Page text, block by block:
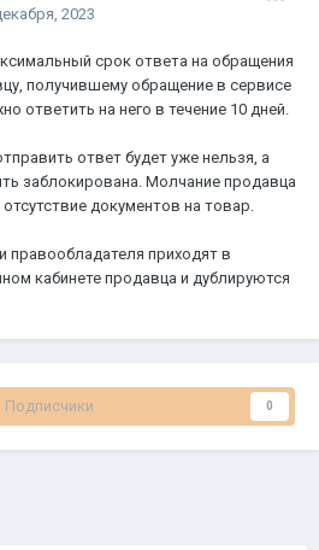
2023
срок ответа на обращения
получившему обращение в сервисе
ответить на него в течение 10 дней.
ответ будет уже нельзя, а
заблокирована. Молчание продавца
документов на товар.
правообладателя приходят в
кабинете продавца и дублируются
Подписчики 0